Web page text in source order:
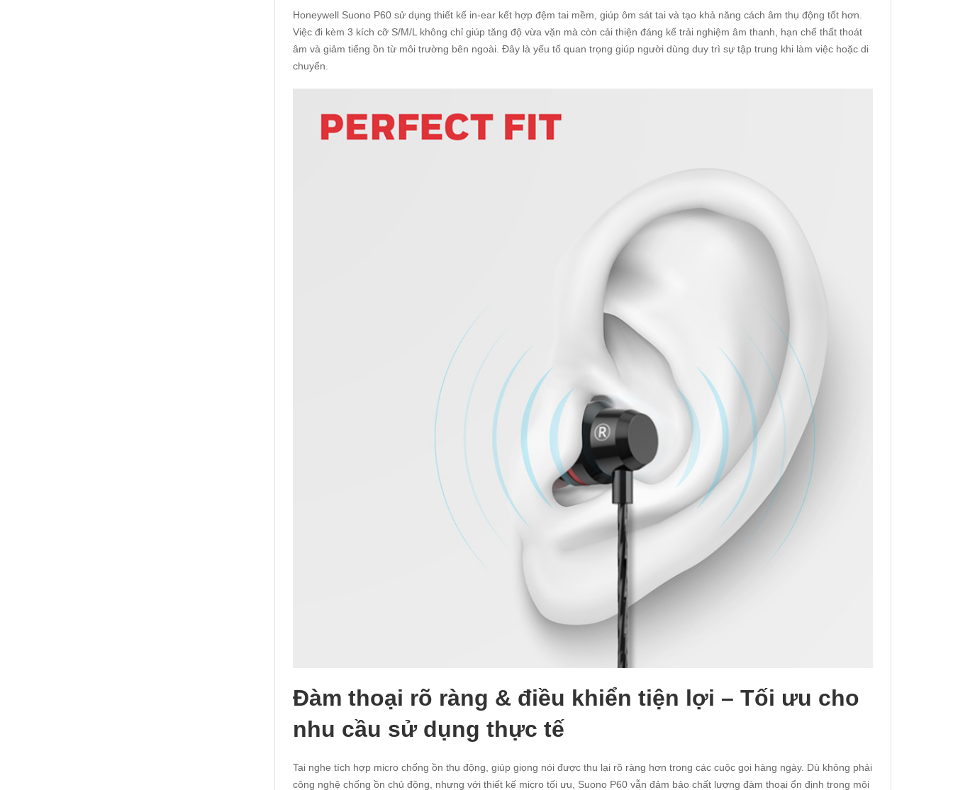
Honeywell Suono P60 sử dụng thiết kế in-ear kết hợp đệm tai mềm, giúp ôm sát tai và tạo khả năng cách âm thụ động tốt hơn.
Việc đi kèm 3 kích cỡ S/M/L không chỉ giúp tăng độ vừa vặn mà còn cải thiện đáng kể trải nghiệm âm thanh, hạn chế thất thoát
âm và giảm tiếng ồn từ môi trường bên ngoài. Đây là yếu tố quan trọng giúp người dùng duy trì sự tập trung khi làm việc hoặc di
chuyển.
Đàm thoại rõ ràng & điều khiển tiện lợi – Tối ưu cho
nhu cầu sử dụng thực tế
Tai nghe tích hợp micro chống ồn thụ động, giúp giọng nói được thu lại rõ ràng hơn trong các cuộc gọi hàng ngày. Dù không phải
công nghệ chống ồn chủ động, nhưng với thiết kế micro tối ưu, Suono P60 vẫn đảm bảo chất lượng đàm thoại ổn định trong môi